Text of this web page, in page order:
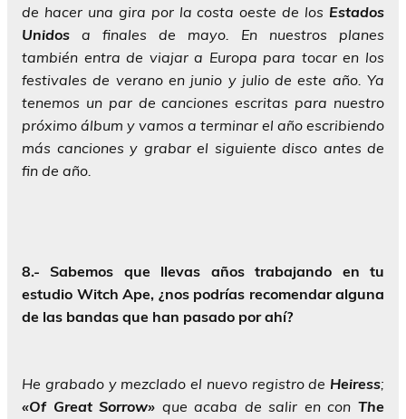
de hacer una gira por la costa oeste de los Estados
Unidos a finales de mayo. En nuestros planes
también entra de viajar a Europa para tocar en los
festivales de verano en junio y julio de este año. Ya
tenemos un par de canciones escritas para nuestro
próximo álbum y vamos a terminar el año escribiendo
más canciones y grabar el siguiente disco antes de
fin de año.
8.-Sabemos que llevas años trabajando en tu
estudio Witch Ape, ¿nos podrías recomendar alguna
de las bandas que han pasado por ahí?
He grabado y mezclado el nuevo registro de Heiress;
«Of Great Sorrow» que acaba de salir en conThe